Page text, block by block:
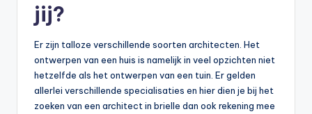
jij?
Er zijn talloze verschillende soorten architecten. Het
ontwerpen van een huis is namelijk in veel opzichten niet
hetzelfde als het ontwerpen van een tuin. Er gelden
allerlei verschillende specialisaties en hier dien je bij het
zoeken van een architect in brielle dan ook rekening mee